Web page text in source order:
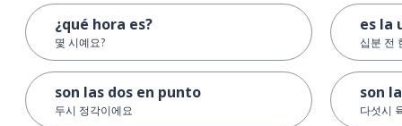
¿qué hora es?
몇 시예요?
son las dos en punto
두시 정각이에요
es la
십분 전
son
다섯시